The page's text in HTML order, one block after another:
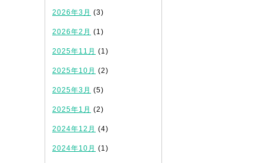
2026年3月 (3)
2026年2月 (1)
2025年11月 (1)
2025年10月 (2)
2025年3月 (5)
2025年1月 (2)
2024年12月 (4)
2024年10月 (1)